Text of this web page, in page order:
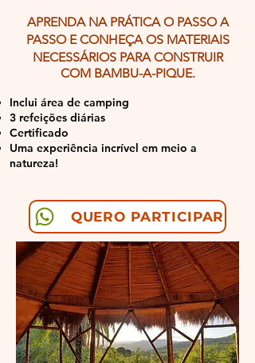
APRENDA NA PRÁTICA O PASSO A
PASSO E CONHEÇA OS MATERIAIS
NECESSÁRIOS PARACONSTRUIR
COM BAMBU-A-PIQUE.
Inclui área de camping
3 refeições diárias
Certificado
Uma experiência incrível em meio a
natureza!
QUERO PARTICIPAR